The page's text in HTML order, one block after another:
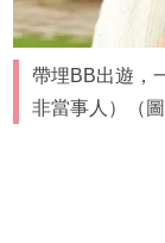
帶埋BB出遊，
非當事人）（